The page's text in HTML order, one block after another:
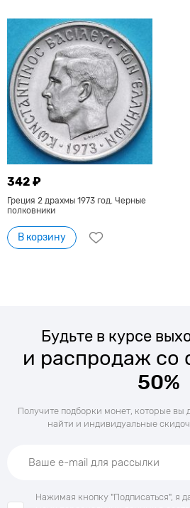
342 ₽
Греция 2 драхмы 1973 год. Черные
полковники
В корзину
Будьте в курсе
и распродаж со
50%
Получите подборки монет, которые вы
найти и индивидуальные
Нажимая кнопку "Подписаться", я